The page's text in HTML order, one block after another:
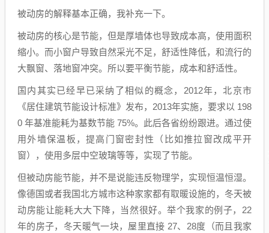
被动房的解释基本正确，我补充一下。
被动房的核心是节能，但是厚墙体也导致成本高，使用面积
缩小。而小窗户导致自然采光不足，舒适性降低，和流行的
大飘窗、落地窗冲突。所以要平衡节能，成本和舒适性。
国内其实已经早已采纳了相似的概念，2012年，北京市
《居住建筑节能设计标准》发布，2013年实施，要求以 198
0 年基准能耗为基数节能 75%。此后各省纷纷跟进。通过使
用外墙保温板，提高门窗密封性（比如推拉窗改成平开
窗），使用多层中空玻璃等等，实现了节能。
但被动房能节能，并不是说能违反物理学，实现恒温恒湿。
像德国或者我国北方城市这种家家都有取暖设施的，冬天被
动房能让能耗大大下降，当然很好。举个我家的例子，22
年的房子，冬天暖气一块，屋里直接 27、28度（而且我家